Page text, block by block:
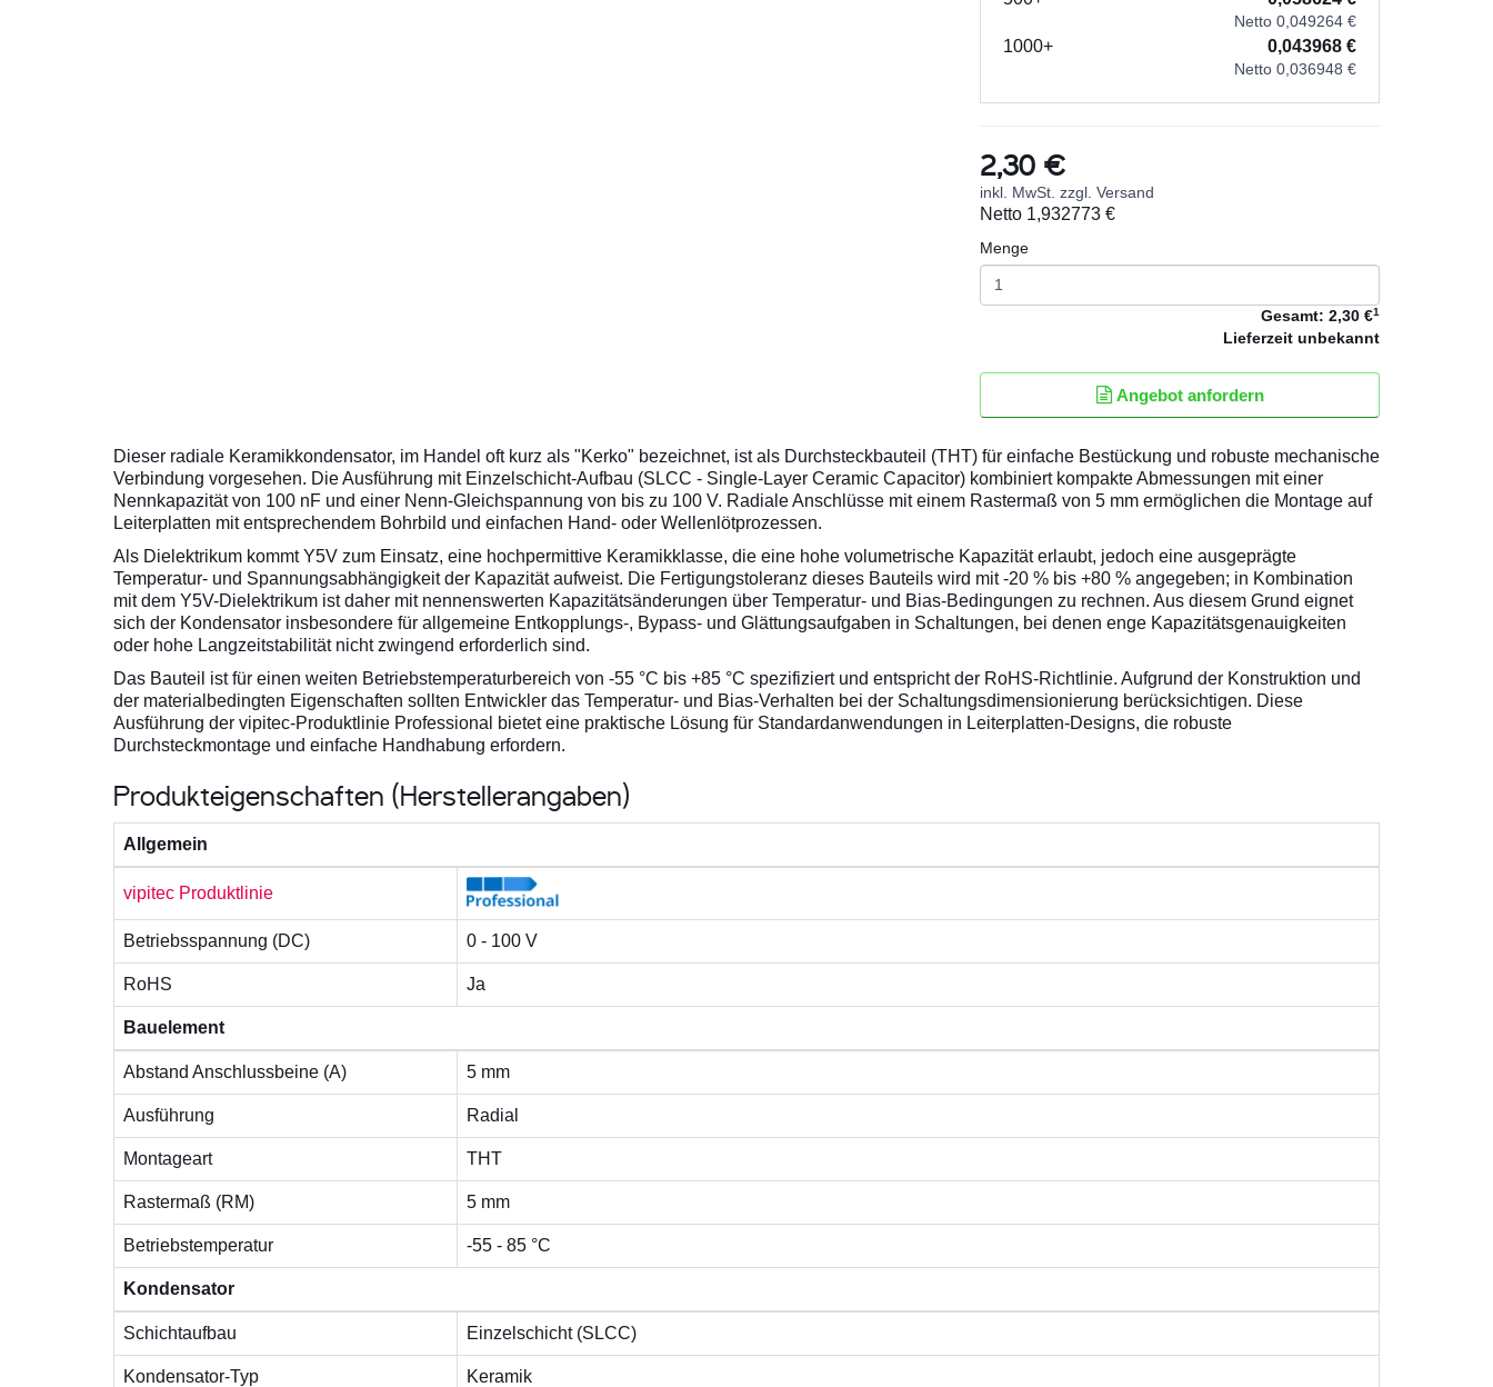
Netto 0,049264 €
1000+ 0,043968 €
Netto 0,036948 €
2,30 €
inkl. MwSt. zzgl. Versand
Netto 1,932773 €
Menge
Gesamt: 2,30 €1
Lieferzeit unbekannt
Angebot anfordern
Dieser radiale Keramikkondensator, im Handel oft kurz als "Kerko" bezeichnet, ist als Durchsteckbauteil (THT) für einfache Bestückung und robuste mechanische
Verbindung vorgesehen. Die Ausführung mit Einzelschicht-Aufbau (SLCC - Single-Layer Ceramic Capacitor) kombiniert kompakte Abmessungen mit einer
Nennkapazität von 100 nF und einer Nenn-Gleichspannung von bis zu 100 V. Radiale Anschlüsse mit einem Rastermaß von 5 mm ermöglichen die Montage auf
Leiterplatten mit entsprechendem Bohrbild und einfachen Hand- oder Wellenlötprozessen.
Als Dielektrikum kommt Y5V zum Einsatz, eine hochpermittive Keramikklasse, die eine hohe volumetrische Kapazität erlaubt, jedoch eine ausgeprägte
Temperatur- und Spannungsabhängigkeit der Kapazität aufweist. Die Fertigungstoleranz dieses Bauteils wird mit -20 % bis +80 % angegeben; in Kombination
mit dem Y5V-Dielektrikum ist daher mit nennenswerten Kapazitätsänderungen über Temperatur- und Bias-Bedingungen zu rechnen. Aus diesem Grund eignet
sich der Kondensator insbesondere für allgemeine Entkopplungs-, Bypass- und Glättungsaufgaben in Schaltungen, bei denen enge Kapazitätsgenauigkeiten
oder hohe Langzeitstabilität nicht zwingend erforderlich sind.
Das Bauteil ist für einen weiten Betriebstemperaturbereich von -55 °C bis +85 °C spezifiziert und entspricht der RoHS-Richtlinie. Aufgrund der Konstruktion und
der materialbedingten Eigenschaften sollten Entwickler das Temperatur- und Bias-Verhalten bei der Schaltungsdimensionierung berücksichtigen. Diese
Ausführung der vipitec-Produktlinie Professional bietet eine praktische Lösung für Standardanwendungen in Leiterplatten-Designs, die robuste
Durchsteckmontage und einfache Handhabung erfordern.
Produkteigenschaften (Herstellerangaben)
Allgemein
vipitec Produktlinie
Betriebsspannung (DC) 0 - 100 V
RoHS Ja
Bauelement
Abstand Anschlussbeine (A) 5 mm
Ausführung Radial
Montageart THT
Rastermaß (RM) 5 mm
Betriebstemperatur -55 - 85 °C
Kondensator
Schichtaufbau Einzelschicht (SLCC)
Kondensator-Typ Keramik